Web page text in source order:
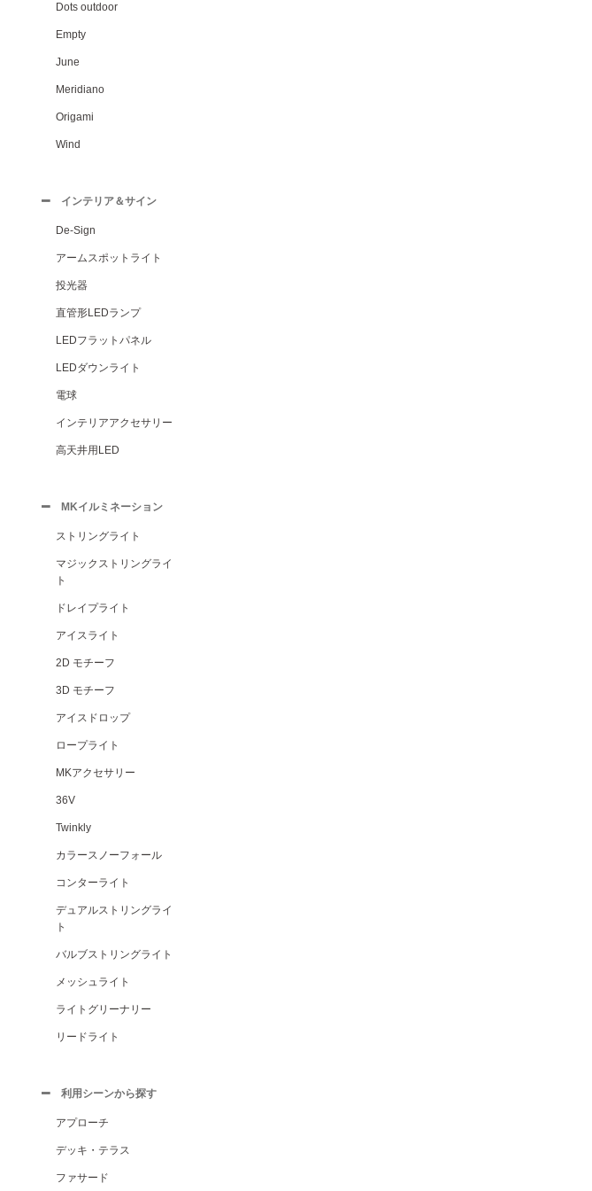
Dots outdoor
Empty
June
Meridiano
Origami
Wind
インテリア＆サイン
De-Sign
アームスポットライト
投光器
直管形LEDランプ
LEDフラットパネル
LEDダウンライト
電球
インテリアアクセサリー
高天井用LED
MKイルミネーション
ストリングライト
マジックストリングライ
ト
ドレイプライト
アイスライト
2D モチーフ
3D モチーフ
アイスドロップ
ロープライト
MKアクセサリー
36V
Twinkly
カラースノーフォール
コンターライト
デュアルストリングライ
ト
バルブストリングライト
メッシュライト
ライトグリーナリー
リードライト
利用シーンから探す
アプローチ
デッキ・テラス
ファサード